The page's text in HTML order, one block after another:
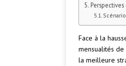
Face à la
mensualités
la meilleure